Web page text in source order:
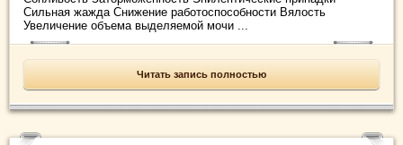
Сильная жажда Снижение работоспособности Вялость
Увеличение объема выделяемой мочи ...
Читать запись полностью